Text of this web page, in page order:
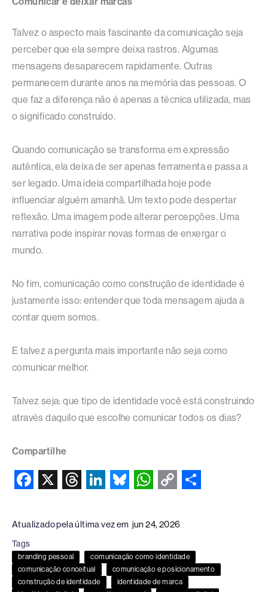
Talvez o aspecto mais fascinante da comunicação seja
perceber que ela sempre deixa rastros. Algumas
mensagens desaparecem rapidamente. Outras
permanecem durante anos na memória das pessoas. O
que faz a diferença não é apenas a técnica utilizada, mas
o significado construído.
Quando comunicação se transforma em expressão
autêntica, ela deixa de ser apenas ferramenta e passa a
ser legado. Uma ideia compartilhada hoje pode
influenciar alguém amanhã. Um texto pode despertar
reflexão. Uma imagem pode alterar percepções. Uma
narrativa pode inspirar novas formas de enxergar o
mundo.
No fim, comunicação como construção de identidade é
justamente isso: entender que toda mensagem ajuda a
contar quem somos.
E talvez a pergunta mais importante não seja como
comunicar melhor.
Talvez seja: que tipo de identidade você está construindo
através daquilo que escolhe comunicar todos os dias?
Compartilhe
a
c
e
b
h
e
a
i
k
e
l
e
s
h
t
s
o
y
L
r
e
Atualizado pela última vez em jun 24, 2026
Tags
branding pessoal
comunicação como identidade
comunicação conceitual
comunicação e posicionamento
construção de identidade
identidade de marca